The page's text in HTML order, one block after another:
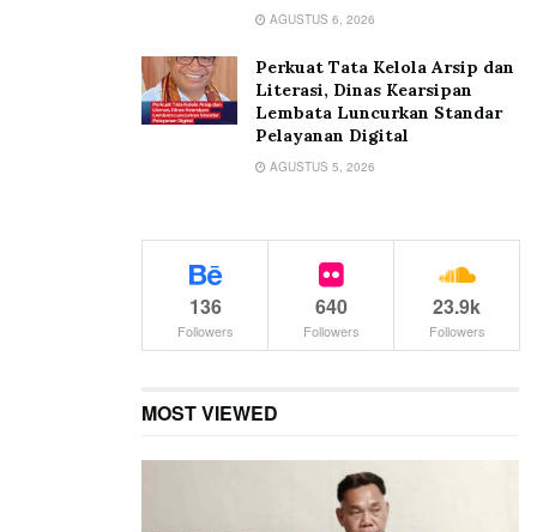
AGUSTUS 6, 2026
Perkuat Tata Kelola Arsip dan
Literasi, Dinas Kearsipan
Lembata Luncurkan Standar
Pelayanan Digital
AGUSTUS 5, 2026
136
Followers
640
Followers
23.9k
Followers
MOST VIEWED